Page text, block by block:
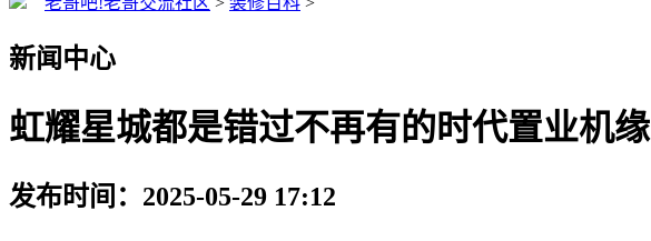
新闻中心
虹耀星城都是错过不再有的时代置业机缘
发布时间：2025-05-29 17:12